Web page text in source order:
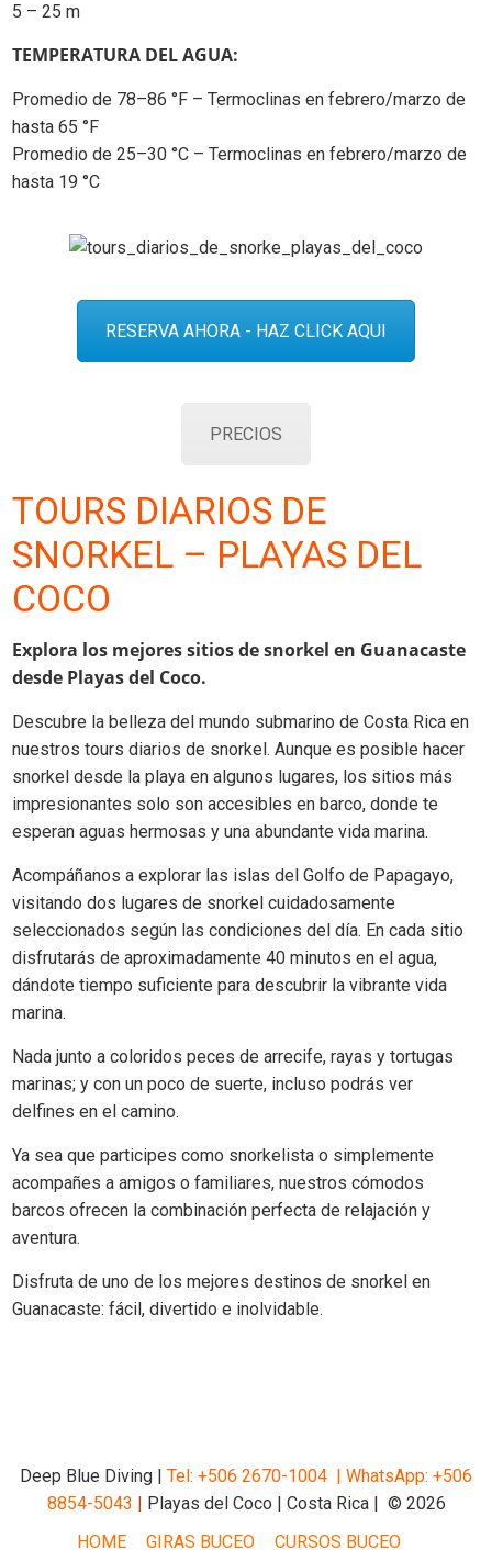
5 – 25 m
TEMPERATURA DEL AGUA:
Promedio de 78–86 °F – Termoclinas en febrero/marzo de
hasta 65 °F
Promedio de 25–30 °C – Termoclinas en febrero/marzo de
hasta 19 °C
RESERVA AHORA - HAZ CLICK AQUI
PRECIOS
TOURS DIARIOS DE
SNORKEL – PLAYAS DEL
COCO
Explora los mejores sitios de snorkel en Guanacaste
desde Playas del Coco.
Descubre la belleza del mundo submarino de Costa Rica en
nuestros tours diarios de snorkel. Aunque es posible hacer
snorkel desde la playa en algunos lugares, los sitios más
impresionantes solo son accesibles en barco, donde te
esperan aguas hermosas y una abundante vida marina.
Acompáñanos a explorar las islas del Golfo de Papagayo,
visitando dos lugares de snorkel cuidadosamente
seleccionados según las condiciones del día. En cada sitio
disfrutarás de aproximadamente 40 minutos en el agua,
dándote tiempo suficiente para descubrir la vibrante vida
marina.
Nada junto a coloridos peces de arrecife, rayas y tortugas
marinas; y con un poco de suerte, incluso podrás ver
delfines en el camino.
Ya sea que participes como snorkelista o simplemente
acompañes a amigos o familiares, nuestros cómodos
barcos ofrecen la combinación perfecta de relajación y
aventura.
Disfruta de uno de los mejores destinos de snorkel en
Guanacaste: fácil, divertido e inolvidable.
Deep Blue Diving | Tel: +506 2670-1004 |
WhatsApp: +506
8854-5043
Playas del Coco | Costa Rica | © 2026
HOME
GIRAS BUCEO
CURSOS BUCEO